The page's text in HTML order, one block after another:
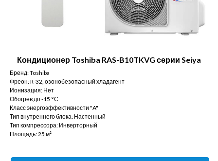
Кондиционер Toshiba RAS-B10TKVG серии Seiya
Бренд: Toshiba
Фреон: R-32, озонобезопасный хладагент
Ионизация: Нет
Обогрев до -15 °С
Класс энергоэффективности "A"
Тип внутреннего блока: Настенный
Тип компрессора: Инверторный
Площадь: 25 м²